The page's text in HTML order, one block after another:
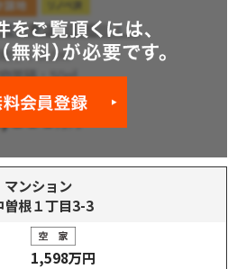
ンション
曽根１丁目3-3
1,598万円